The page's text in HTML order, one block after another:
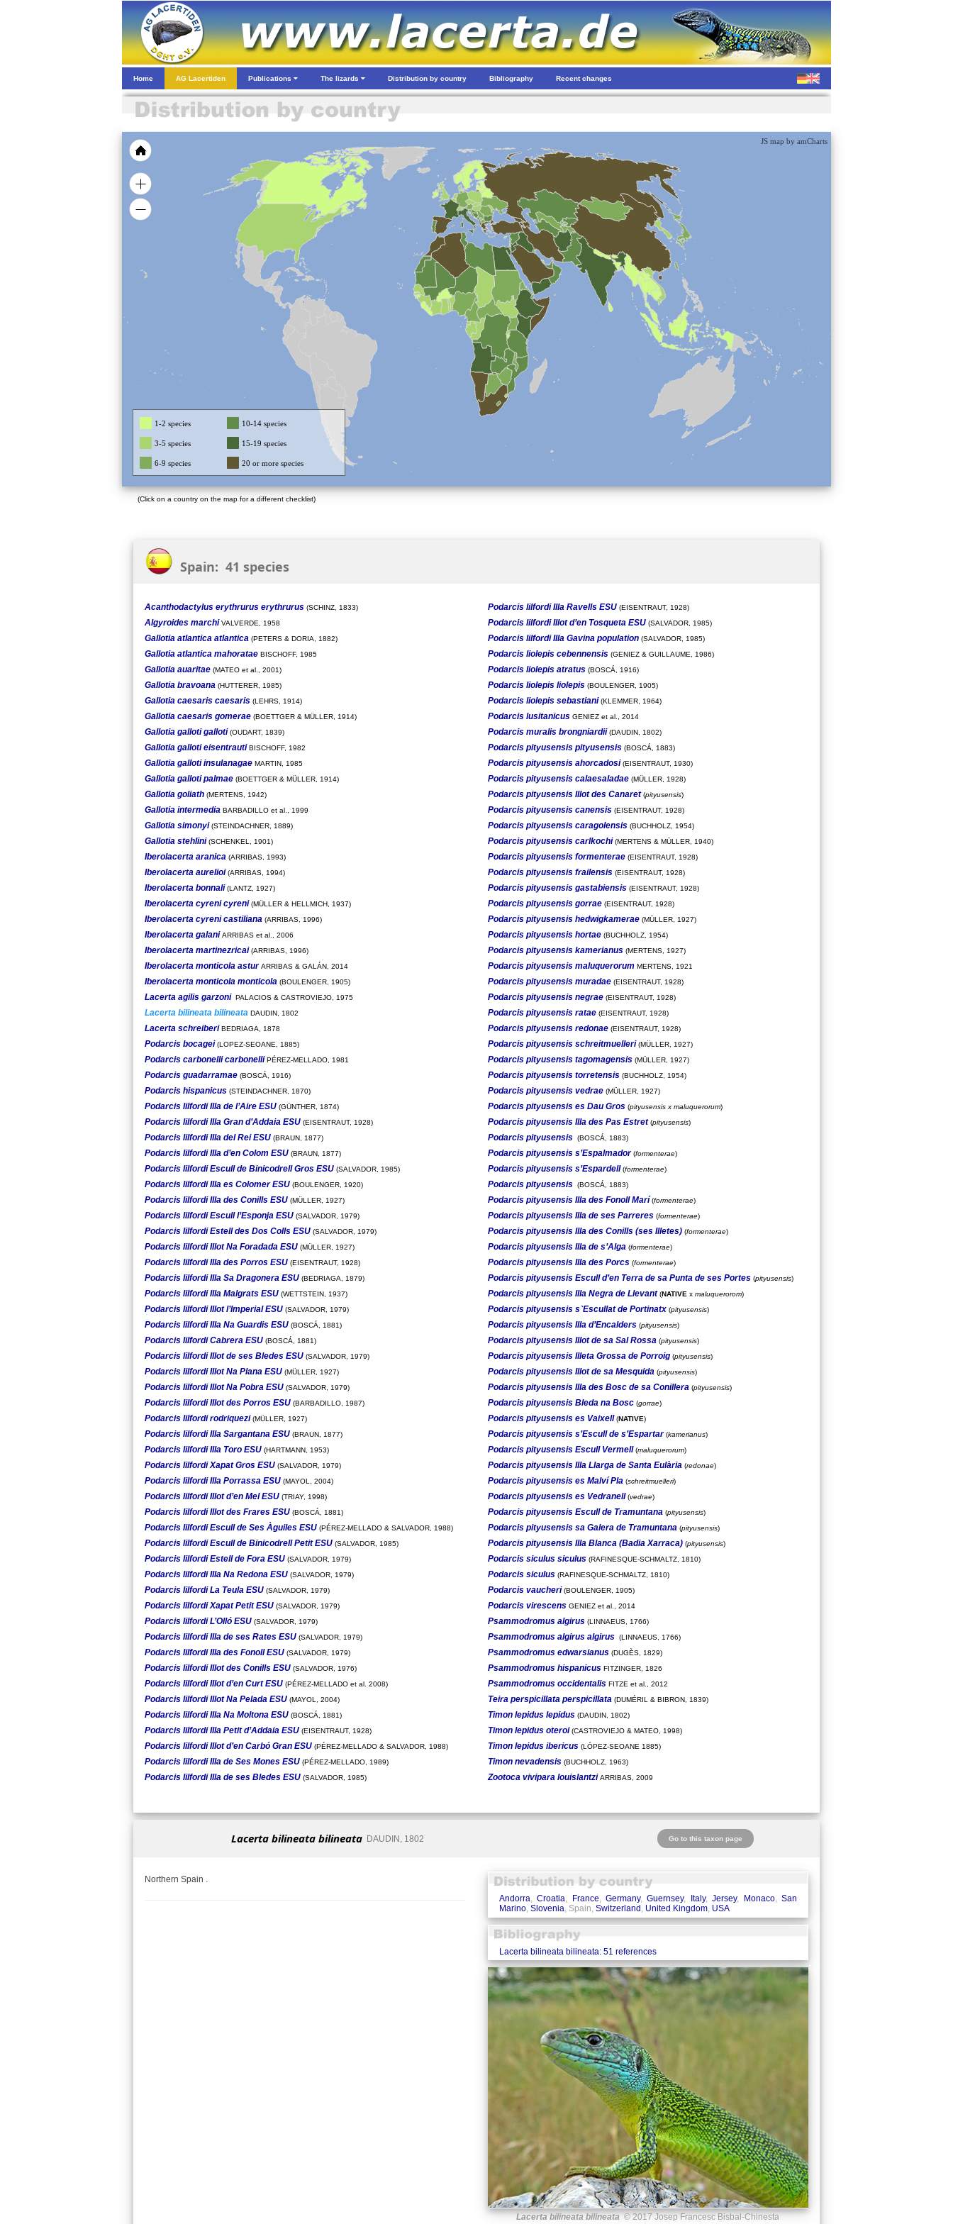
Home AG Lacertiden Publications The lizards Distribution by country Bibliography Recent changes
JS map by amCharts
1-2 species 10-14 species
3-5 species 15-19 species
6-9 species 20 or more species
(Click on a country on the map for a different checklist)
Spain: 41 species
Acanthodactylus erythrurus erythrurus (SCHINZ, 1833)
Algyroides marchi VALVERDE, 1958
Gallotia atlantica atlantica (PETERS & DORIA, 1882)
Gallotia atlantica mahoratae BISCHOFF, 1985
Gallotia auaritae (MATEO et al., 2001)
Gallotia bravoana (HUTTERER, 1985)
Gallotia caesaris caesaris (LEHRS, 1914)
Gallotia caesaris gomerae (BOETTGER & MÜLLER, 1914)
Gallotia galloti galloti (OUDART, 1839)
Gallotia galloti eisentrauti BISCHOFF, 1982
Gallotia galloti insulanagae MARTIN, 1985
Gallotia galloti palmae (BOETTGER & MÜLLER, 1914)
Gallotia goliath (MERTENS, 1942)
Gallotia intermedia BARBADILLO et al., 1999
Gallotia simonyi (STEINDACHNER, 1889)
Gallotia stehlini (SCHENKEL, 1901)
Iberolacerta aranica (ARRIBAS, 1993)
Iberolacerta aurelioi (ARRIBAS, 1994)
Iberolacerta bonnali (LANTZ, 1927)
Iberolacerta cyreni cyreni (MÜLLER & HELLMICH, 1937)
Iberolacerta cyreni castiliana (ARRIBAS, 1996)
Iberolacerta galani ARRIBAS et al., 2006
Iberolacerta martinezricai (ARRIBAS, 1996)
Iberolacerta monticola asturARRIBAS & GALÁN, 2014
Iberolacerta monticola monticola (BOULENGER, 1905)
Lacerta agilis garzoni PALACIOS & CASTROVIEJO, 1975
Lacerta bilineata bilineata DAUDIN, 1802
Lacerta schreiberi BEDRIAGA, 1878
Podarcis bocagei (LOPEZ-SEOANE, 1885)
Podarcis carbonelli carbonelli PÉREZ-MELLADO, 1981
Podarcis guadarramae (BOSCÁ, 1916)
Podarcis hispanicus (STEINDACHNER, 1870)
Podarcis lilfordi Illa de l’Aire ESU (GÜNTHER, 1874)
Podarcis lilfordi Illa Gran d’Addaia ESU (EISENTRAUT, 1928)
Podarcis lilfordi Illa del Rei ESU (BRAUN, 1877)
Podarcis lilfordi Illa d’en Colom ESU (BRAUN, 1877)
Podarcis lilfordi Escull de Binicodrell Gros ESU (SALVADOR, 1985)
Podarcis lilfordi Illa es Colomer ESU (BOULENGER, 1920)
Podarcis lilfordi Illa des Conills ESU (MÜLLER, 1927)
Podarcis lilfordi Escull l’Esponja ESU (SALVADOR, 1979)
Podarcis lilfordi Estell des Dos Colls ESU (SALVADOR, 1979)
Podarcis lilfordi Illot Na Foradada ESU (MÜLLER, 1927)
Podarcis lilfordi Illa des Porros ESU (EISENTRAUT, 1928)
Podarcis lilfordi Illa Sa Dragonera ESU (BEDRIAGA, 1879)
Podarcis lilfordi Illa Malgrats ESU (WETTSTEIN, 1937)
Podarcis lilfordi Illot l’Imperial ESU (SALVADOR, 1979)
Podarcis lilfordi Illa Na Guardis ESU (BOSCÁ, 1881)
Podarcis lilfordi Cabrera ESU (BOSCÁ, 1881)
Podarcis lilfordi Illot de ses Bledes ESU (SALVADOR, 1979)
Podarcis lilfordi Illot Na Plana ESU (MÜLLER, 1927)
Podarcis lilfordi Illot Na Pobra ESU (SALVADOR, 1979)
Podarcis lilfordi Illot des Porros ESU (BARBADILLO, 1987)
Podarcis lilfordi rodriquezi (MÜLLER, 1927)
Podarcis lilfordi Illa Sargantana ESU (BRAUN, 1877)
Podarcis lilfordi Illa Toro ESU (HARTMANN, 1953)
Podarcis lilfordi Xapat Gros ESU (SALVADOR, 1979)
Podarcis lilfordi Illa Porrassa ESU (MAYOL, 2004)
Podarcis lilfordi Illot d’en Mel ESU (TRIAY, 1998)
Podarcis lilfordi Illot des Frares ESU (BOSCÁ, 1881)
Podarcis lilfordi Escull de Ses Àguiles ESU (PÉREZ-MELLADO & SALVADOR, 1988)
Podarcis lilfordi Escull de Binicodrell Petit ESU (SALVADOR, 1985)
Podarcis lilfordi Estell de Fora ESU (SALVADOR, 1979)
Podarcis lilfordi Illa Na Redona ESU (SALVADOR, 1979)
Podarcis lilfordi La Teula ESU (SALVADOR, 1979)
Podarcis lilfordi Xapat Petit ESU (SALVADOR, 1979)
Podarcis lilfordi L’Olló ESU (SALVADOR, 1979)
Podarcis lilfordi Illa de ses Rates ESU (SALVADOR, 1979)
Podarcis lilfordi Illa des Fonoll ESU (SALVADOR, 1979)
Podarcis lilfordi Illot des Conills ESU (SALVADOR, 1976)
Podarcis lilfordi Illot d’en Curt ESU (PÉREZ-MELLADO et al. 2008)
Podarcis lilfordi Illot Na Pelada ESU (MAYOL, 2004)
Podarcis lilfordi Illa Na Moltona ESU (BOSCÁ, 1881)
Podarcis lilfordi Illa Petit d’Addaia ESU (EISENTRAUT, 1928)
Podarcis lilfordi Illot d’en Carbó Gran ESU (PÉREZ-MELLADO & SALVADOR, 1988)
Podarcis lilfordi Illa de Ses Mones ESU (PÉREZ-MELLADO, 1989)
Podarcis lilfordi Illa de ses Bledes ESU (SALVADOR, 1985)
Podarcis lilfordi Illa Ravells ESU(EISENTRAUT, 1928)
Podarcis lilfordi Illot d’en Tosqueta ESU(SALVADOR, 1985)
Podarcis lilfordi Illa Gavina population(SALVADOR, 1985)
Podarcis liolepis cebennensis(GENIEZ & GUILLAUME, 1986)
Podarcis liolepis atratus(BOSCÁ, 1916)
Podarcis liolepis liolepis(BOULENGER, 1905)
Podarcis liolepis sebastiani(KLEMMER, 1964)
Podarcis lusitanicusGENIEZ et al., 2014
Podarcis muralis brongniardii(DAUDIN, 1802)
Podarcis pityusensis pityusensis(BOSCÁ, 1883)
Podarcis pityusensis ahorcadosi(EISENTRAUT, 1930)
Podarcis pityusensis calaesaladae(MÜLLER, 1928)
Podarcis pityusensis Illot des Canaret(pityusensis)
Podarcis pityusensis canensis(EISENTRAUT, 1928)
Podarcis pityusensis caragolensis(BUCHHOLZ, 1954)
Podarcis pityusensis carlkochi(MERTENS & MÜLLER, 1940)
Podarcis pityusensis formenterae(EISENTRAUT, 1928)
Podarcis pityusensis frailensis(EISENTRAUT, 1928)
Podarcis pityusensis gastabiensis(EISENTRAUT, 1928)
Podarcis pityusensis gorrae(EISENTRAUT, 1928)
Podarcis pityusensis hedwigkamerae(MÜLLER, 1927)
Podarcis pityusensis hortae(BUCHHOLZ, 1954)
Podarcis pityusensis kamerianus(MERTENS, 1927)
Podarcis pityusensis maluquerorumMERTENS, 1921
Podarcis pityusensis muradae(EISENTRAUT, 1928)
Podarcis pityusensis negrae(EISENTRAUT, 1928)
Podarcis pityusensis ratae(EISENTRAUT, 1928)
Podarcis pityusensis redonae(EISENTRAUT, 1928)
Podarcis pityusensis schreitmuelleri(MÜLLER, 1927)
Podarcis pityusensis tagomagensis(MÜLLER, 1927)
Podarcis pityusensis torretensis(BUCHHOLZ, 1954)
Podarcis pityusensis vedrae(MÜLLER, 1927)
Podarcis pityusensis es Dau Gros(pityusensis x maluquerorum)
Podarcis pityusensis Illa des Pas Estret(pityusensis)
Podarcis pityusensis (BOSCÁ, 1883)
Podarcis pityusensis s’Espalmador(formenterae)
Podarcis pityusensis s’Espardell(formenterae)
Podarcis pityusensis (BOSCÁ, 1883)
Podarcis pityusensis Illa des Fonoll Marí(formenterae)
Podarcis pityusensis Illa de ses Parreres(formenterae)
Podarcis pityusensis Illa des Conills (ses Illetes)(formenterae)
Podarcis pityusensis Illa de s’Alga (formenterae)
Podarcis pityusensis Illa des Porcs(formenterae)
Podarcis pityusensis Escull d’en Terra de sa Punta de ses Portes(pityusensis)
Podarcis pityusensis Illa Negra de Llevant(NATIVE x maluquerorom)
Podarcis pityusensis s`Escullat de Portinatx(pityusensis)
Podarcis pityusensis Illa d’Encalders(pityusensis)
Podarcis pityusensis Illot de sa Sal Rossa (pityusensis)
Podarcis pityusensis Illeta Grossa de Porroig(pityusensis)
Podarcis pityusensis Illot de sa Mesquida (pityusensis)
Podarcis pityusensis Illa des Bosc de sa Conillera (pityusensis)
Podarcis pityusensis Bleda na Bosc(gorrae)
Podarcis pityusensis es Vaixell(NATIVE)
Podarcis pityusensis s’Escull de s’Espartar(kamerianus)
Podarcis pityusensis Escull Vermell(maluquerorum)
Podarcis pityusensis Illa Llarga de Santa Eulària (redonae)
Podarcis pityusensis es Malví Pla (schreitmuelleri)
Podarcis pityusensis es Vedranell(vedrae)
Podarcis pityusensis Escull de Tramuntana (pityusensis)
Podarcis pityusensis sa Galera de Tramuntana (pityusensis)
Podarcis pityusensis Illa Blanca (Badia Xarraca)(pityusensis)
Podarcis siculus siculus(RAFINESQUE-SCHMALTZ, 1810)
Podarcis siculus(RAFINESQUE-SCHMALTZ, 1810)
Podarcis vaucheri(BOULENGER, 1905)
Podarcis virescensGENIEZ et al., 2014
Psammodromus algirus(LINNAEUS, 1766)
Psammodromus algirus algirus(LINNAEUS, 1766)
Psammodromus edwarsianus(DUGÈS, 1829)
Psammodromus hispanicusFITZINGER, 1826
Psammodromus occidentalisFITZE et al., 2012
Teira perspicillata perspicillata (DUMÉRIL & BIBRON, 1839)
Timon lepidus lepidus(DAUDIN, 1802)
Timon lepidus oteroi(CASTROVIEJO & MATEO, 1998)
Timon lepidus ibericus(LÓPEZ-SEOANE 1885)
Timon nevadensis(BUCHHOLZ, 1963)
Zootoca vivipara louislantziARRIBAS, 2009
Lacerta bilineata bilineataDAUDIN, 1802 Go to this taxon page
Northern Spain .
Andorra,Croatia, France,Germany,Guernsey, Italy,Jersey, Monaco, San
Marino, Slovenia, Spain, Switzerland , United Kingdom, USA
Lacerta bilineata bilineata: 51 references
Lacerta bilineata bilineata © 2017 Josep Francesc Bisbal-Chinesta